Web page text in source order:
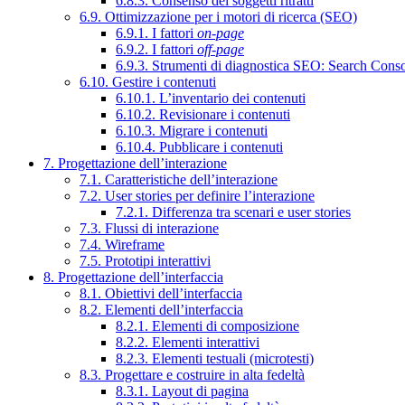
6.9. Ottimizzazione per i motori di ricerca (SEO)
6.9.1. I fattori on-page
6.9.2. I fattori off-page
6.9.3. Strumenti di diagnostica SEO: Search
6.10. Gestire i contenuti
6.10.1. L’inventario dei contenuti
6.10.2. Revisionare i contenuti
6.10.3. Migrare i contenuti
6.10.4. Pubblicare i contenuti
7. Progettazione dell’interazione
7.1. Caratteristiche dell’interazione
7.2. User stories per definire l’interazione
7.2.1. Differenza tra scenari e user stories
7.3. Flussi di interazione
7.4. Wireframe
7.5. Prototipi interattivi
8. Progettazione dell’interfaccia
8.1. Obiettivi dell’interfaccia
8.2. Elementi dell’interfaccia
8.2.1. Elementi di composizione
8.2.2. Elementi interattivi
8.2.3. Elementi testuali (microtesti)
8.3. Progettare e costruire in alta fedeltà
8.3.1. Layout di pagina